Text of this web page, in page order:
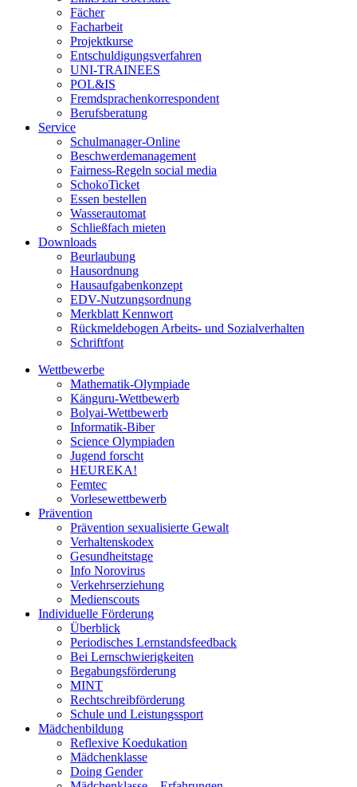
Fächer
Facharbeit
Projektkurse
Entschuldigungsverfahren
UNI-TRAINEES
POL&IS
Fremdsprachenkorrespondent
Berufsberatung
Service
Schulmanager-Online
Beschwerdemanagement
Fairness-Regeln social media
SchokoTicket
Essen bestellen
Wasserautomat
Schließfach mieten
Downloads
Beurlaubung
Hausordnung
Hausaufgabenkonzept
EDV-Nutzungsordnung
Merkblatt Kennwort
Rückmeldebogen Arbeits- und Sozialverhalten
Schriftfont
Wettbewerbe
Mathematik-Olympiade
Känguru-Wettbewerb
Bolyai-Wettbewerb
Informatik-Biber
Science Olympiaden
Jugend forscht
HEUREKA!
Femtec
Vorlesewettbewerb
Prävention
Prävention sexualisierte Gewalt
Verhaltenskodex
Gesundheitstage
Info Norovirus
Verkehrserziehung
Medienscouts
Individuelle Förderung
Überblick
Periodisches Lernstandsfeedback
Bei Lernschwierigkeiten
Begabungsförderung
MINT
Rechtschreibförderung
Schule und Leistungssport
Mädchenbildung
Reflexive Koedukation
Mädchenklasse
Doing Gender